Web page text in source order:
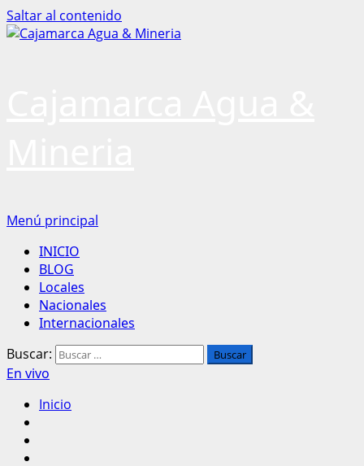
Saltar al contenido
Menú principal
INICIO
BLOG
Locales
Nacionales
Internacionales
Buscar:
En vivo
Inicio